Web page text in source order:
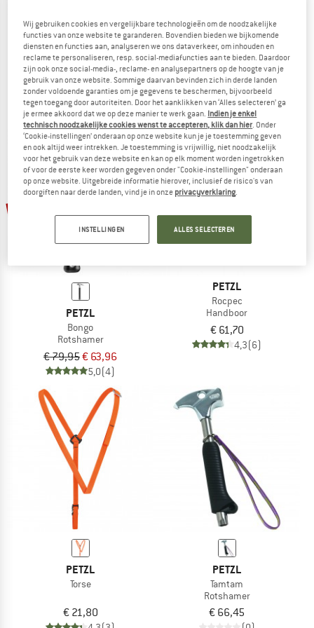
PETZL
Swivel S
Zwengel
€ 62,65
5,0(1)
PETZL
PAW
Ankerplaat
€ 28,45
5,0(7)
PETZL
Bongo
Rotshamer
€ 79,95€ 63,96
5,0(4)
PETZL
Rocpec
Handboor
€ 61,70
4,3(6)
PETZL
Torse
€ 21,80
PETZL
Tamtam
Rotshamer
€ 66,45
Wij gebruiken cookies en vergelijkbare technologieën om de noodzakelijke
functies van onze website te garanderen. Bovendien bieden we bijkomende
diensten en functies aan, analyseren we ons dataverkeer, om inhouden en
reclame te personaliseren, resp. social-mediafuncties aan te bieden. Daardoor
zijn ook onze social-media-, reclame- en analysepartners op de hoogte van je
gebruik van onze website. Sommige daarvan bevinden zich in derde landen
zonder voldoende garanties om je gegevens te beschermen, bijvoorbeeld
tegen toegang door autoriteiten. Door het aanklikken van ‘Alles selecteren’ ga
je ermee akkoord dat we op deze manier te werk gaan. Indien je enkel
technisch noodzakelijke cookies wenst te accepteren, klik dan hier . Onder
‘Cookie-instellingen’ onderaan op onze website kun je je toestemming geven
en ook altijd weer intrekken. Je toestemming is vrijwillig, niet noodzakelijk
voor het gebruik van deze website en kan op elk moment worden ingetrokken
of voor de eerste keer worden gegeven onder "Cookie-instellingen" onderaan
op onze website. Uitgebreide informatie hierover, inclusief de risico's van
doorgiften naar derde landen, vind je in onze privacyverklaring
INSTELLINGEN ALLES SELECTEREN